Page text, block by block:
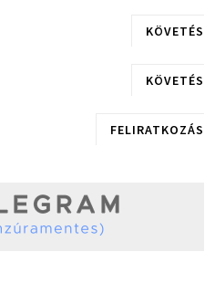
KÖVETÉS
KÖVETÉS
FELIRATKOZÁS